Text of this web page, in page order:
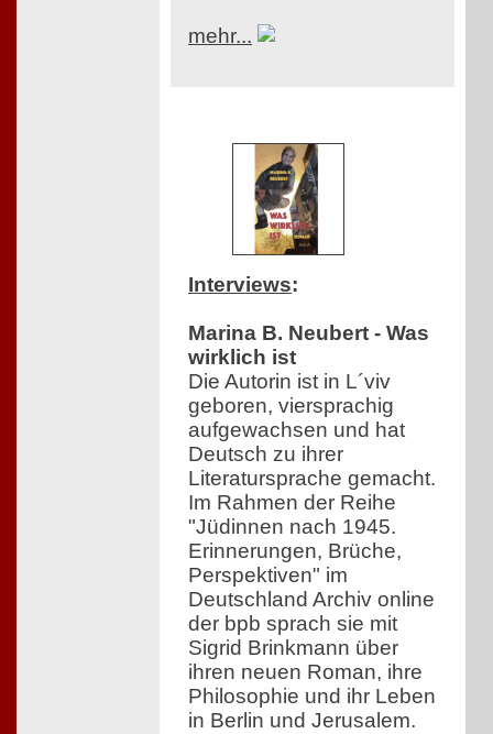
mehr...
Interviews:
Marina B. Neubert - Was
wirklich ist
Die Autorin ist in L´viv
geboren, viersprachig
aufgewachsen und hat
Deutsch zu ihrer
Literatursprache gemacht.
Im Rahmen der Reihe
"Jüdinnen nach 1945.
Erinnerungen, Brüche,
Perspektiven" im
Deutschland Archiv online
der bpb sprach sie mit
Sigrid Brinkmann über
ihren neuen Roman, ihre
Philosophie und ihr Leben
in Berlin und Jerusalem.